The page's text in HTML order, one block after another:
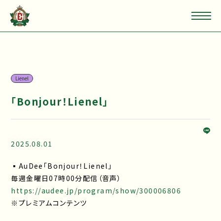
Lienel
「Bonjour！Lienel」
2025.08.01
▪AuDee「Bonjour！Lienel」
毎週金曜日07時00分配信（音声）
https://audee.jp/program/show/300006806
※プレミアムコンテンツ